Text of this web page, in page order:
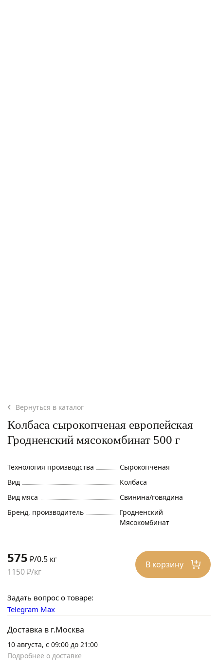
Вернуться в каталог
Колбаса сырокопченая европейская
Гродненский мясокомбинат 500 г
Технология производства
Сырокопченая
Вид
Колбаса
Вид мяса
Свинина/говядина
Бренд, производитель
Гродненский
Мясокомбинат
575 ₽/0.5 кг
1150 ₽/кг
В корзину
Задать вопрос о товаре:
Telegram Max
Доставка в г.Москва
10 августа, с 09:00 до 21:00
Подробнее о доставке